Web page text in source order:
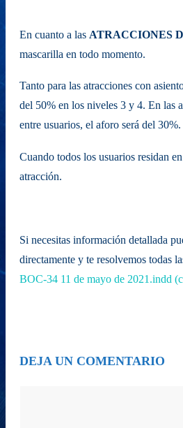
En cuanto a las ATRACCIONES
mascarilla en todo momento.
Tanto para las atracciones con
del 50% en los niveles 3 y 4. En las
entre usuarios, el aforo será del 30%.
Cuando todos los usuarios residan
atracción.
Si necesitas información detallada
directamente y te resolvemos todas
BOC-34 11 de mayo de 2021.indd
DEJA UN COMENTARIO